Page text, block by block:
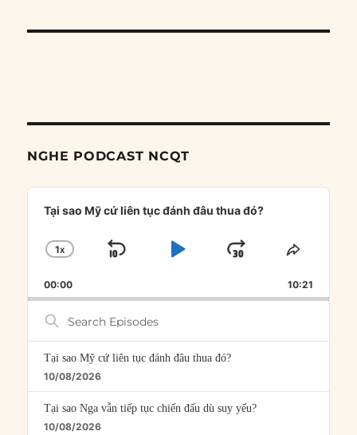
NGHE PODCAST NCQT
Audio
Player
Tại sao Mỹ cứ liên tục đánh đâu thua đó?
CHANGE
RATE
1X
SKIP
PLAYJUMP
FORWARD
SHARE
00:00 10:21
Search
Episodes
Tại sao Mỹ cứ liên tục đánh đâu thua đó?
10/08/2026
Tại sao Nga vẫn tiếp tục chiến đấu dù suy yếu?
10/08/2026